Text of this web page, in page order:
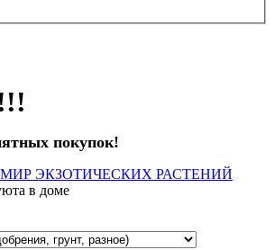
покупок!
МИР ЭКЗОТИЧЕСКИХ РАСТЕНИЙ
в доме